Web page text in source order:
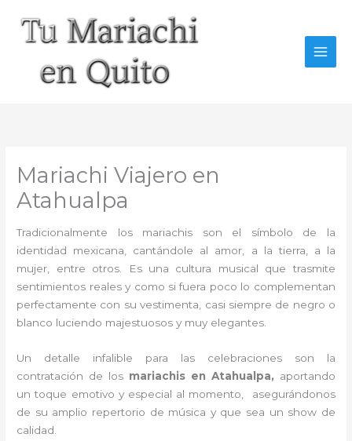
contenido
Mariachi Viajero en
Atahualpa
Tradicionalmente los mariachis son el símbolo de la
identidad mexicana, cantándole al amor, a la tierra, a la
mujer, entre otros. Es una cultura musical que trasmite
sentimientos reales y como si fuera poco lo complementan
perfectamente con su vestimenta, casi siempre de negro o
blanco luciendo majestuosos y muy elegantes.
Un detalle infalible para las celebraciones son la
contratación de los mariachis en Atahualpa, aportando
un toque emotivo y especial al momento, asegurándonos
de su amplio repertorio de música y que sea un show de
calidad.